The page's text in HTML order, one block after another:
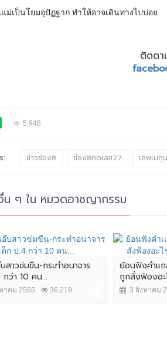
เป็นโยมอุปัฏฐาก ทำให้อาจเดินทางไปบ่อย
ติดตา
5,948
ข่าวช่อง8 ช่อง8กดเลข27 เสพเมถุน
น ๆ ใน หมวดอาชญากรรม
สาวข่มขืน-กระทำอนาจาร
ว่า 10 คน...
าคม 2565 36,219
ย้อนฟังคำเเ
ถูกสั่งฟ้องอะ
3 สิงหาคม